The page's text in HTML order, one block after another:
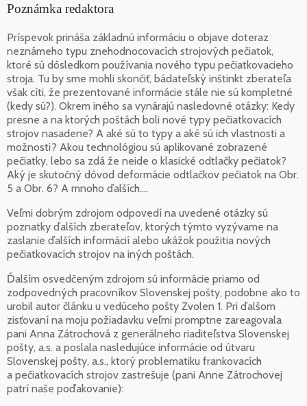
Poznámka redaktora
Príspevok prináša základnú informáciu o objave doteraz
neznámeho typu znehodnocovacích strojových pečiatok,
ktoré sú dôsledkom používania nového typu pečiatkovacieho
stroja. Tu by sme mohli skončiť, bádateľský inštinkt zberateľa
však cíti, že prezentované informácie stále nie sú kompletné
(kedy sú?). Okrem iného sa vynárajú nasledovné otázky: Kedy
presne a na ktorých poštách boli nové typy pečiatkovacích
strojov nasadene? A aké sú to typy a aké sú ich vlastnosti a
možnosti? Akou technológiou sú aplikované zobrazené
pečiatky, lebo sa zdá že neide o klasické odtlačky pečiatok?
Aký je skutočný dôvod deformácie odtlačkov pečiatok na Obr.
5 a Obr. 6? A mnoho ďalších....
Veľmi dobrým zdrojom odpovedí na uvedené otázky sú
poznatky ďalších zberateľov, ktorých týmto vyzývame na
zaslanie ďalších informácií alebo ukážok použitia nových
pečiatkovacích strojov na iných poštách.
Ďalším osvedčeným zdrojom sú informácie priamo od
zodpovedných pracovníkov Slovenskej pošty, podobne ako to
urobil autor článku u vedúceho pošty Zvolen 1. Pri ďalšom
zisťovaní na moju požiadavku veľmi promptne zareagovala
pani Anna Zátrochová z generálneho riaditeľstva Slovenskej
pošty, a.s. a poslala nasledujúce informácie od útvaru
Slovenskej pošty, a.s., ktorý problematiku frankovacích
a pečiatkovacích strojov zastrešuje (pani Anne Zátrochovej
patrí naše poďakovanie):